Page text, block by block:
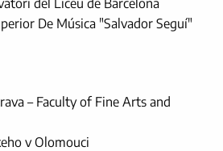
De Música "Salvador Seguí"
– Faculty of Fine Arts and
v Olomouci